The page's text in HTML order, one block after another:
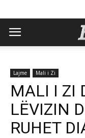
Lajme Mali i Zi
MALI I ZI
LËVIZIN
RUHET